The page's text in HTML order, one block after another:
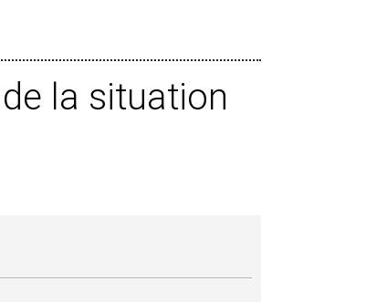
la situation